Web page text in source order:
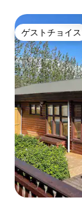
ゲストチョイス
ゲストチョイス